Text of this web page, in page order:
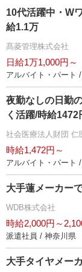
10代活躍中・W
給1.1万
髙菱管理株式会社
日給1万1,000円～
アルバイト・パート
夜勤なしの日勤
く活躍/時給1472
社会医療法人財団 仁
時給1,472円～
アルバイト・パート
大手蓮メーカー
WDB株式会社
時給2,000円～
派遣社員 / 神奈川県
大手タイヤメー